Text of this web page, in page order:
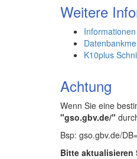
Weitere
K10plus
Achtung
Wenn Sie eine
"gso.gbv.de/"
Bsp: gso.gbv.de/
Bitte aktualisieren